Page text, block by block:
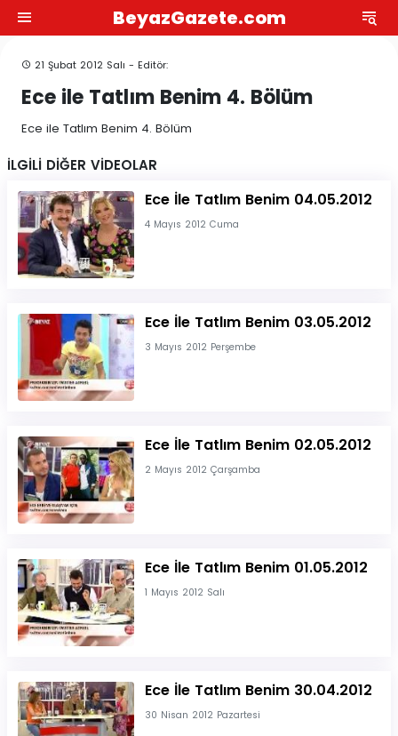
BeyazGazete.com
21 Şubat 2012 Salı - Editör:
Ece ile Tatlım Benim 4. Bölüm
Ece ile Tatlım Benim 4. Bölüm
İLGİLİ DİĞER VİDEOLAR
Ece İle Tatlım Benim 04.05.2012
4 Mayıs 2012 Cuma
Ece İle Tatlım Benim 03.05.2012
3 Mayıs 2012 Perşembe
Ece İle Tatlım Benim 02.05.2012
2 Mayıs 2012 Çarşamba
Ece İle Tatlım Benim 01.05.2012
1 Mayıs 2012 Salı
Ece İle Tatlım Benim 30.04.2012
30 Nisan 2012 Pazartesi